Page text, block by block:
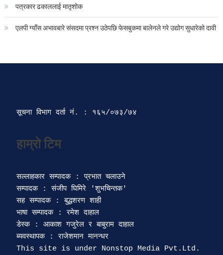
पत्रकार ढकाललाई मातृशोक
एलपी ग्याँस अभावबारे संसदमा प्रश्न उठेपछि फेसबुकमा बालेनले गरे उद्योग सुधारेको दावी
सूचना विभाग दर्ता‍ नं. : १६५/०७३/७४
हाम्रो टिम
सल्लाहकार सम्पादक : प्रभात चलाउने
सम्पादक : संजीप घिमिरे 'शुभचिन्तक'
सह सम्पादक : बुद्धशरण शाही
भाषा सम्पादक : रमेश दाहाल
डेस्क : आकाश गजुरेल र बाबुराम दाहाल
ब्यवस्थापक : राजेशमान मानन्धर